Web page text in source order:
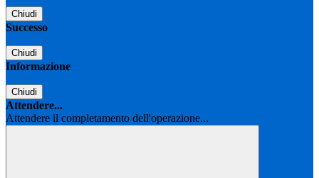
Chiudi
Successo
Chiudi
Informazione
Chiudi
Attendere...
Attendere il completamento dell'operazione...